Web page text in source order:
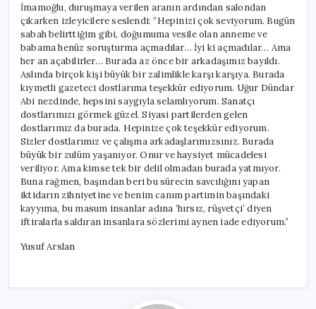
İmamoğlu, duruşmaya verilen aranın ardından salondan
çıkarken izleyicilere seslendi: “Hepinizi çok seviyorum. Bugün
sabah belirttiğim gibi, doğumuma vesile olan anneme ve
babama henüz soruşturma açmadılar… İyi ki açmadılar… Ama
her an açabilirler… Burada az önce bir arkadaşımız bayıldı.
Aslında birçok kişi büyük bir zalimlikle karşı karşıya. Burada
kıymetli gazeteci dostlarıma teşekkür ediyorum. Uğur Dündar
Abi nezdinde, hepsini saygıyla selamlıyorum. Sanatçı
dostlarımızı görmek güzel. Siyasi partilerden gelen
dostlarımız da burada. Hepinize çok teşekkür ediyorum.
Sizler dostlarımız ve çalışma arkadaşlarımızsınız. Burada
büyük bir zulüm yaşanıyor. Onur ve haysiyet mücadelesi
veriliyor. Ama kimse tek bir delil olmadan burada yatmıyor.
Buna rağmen, başından beri bu sürecin savcılığını yapan
iktidarın zihniyetine ve benim canım partimin başındaki
kayyıma, bu masum insanlar adına ‘hırsız, rüşvetçi’ diyen
iftiralarla saldıran insanlara sözlerimi aynen iade ediyorum.”
Yusuf Arslan